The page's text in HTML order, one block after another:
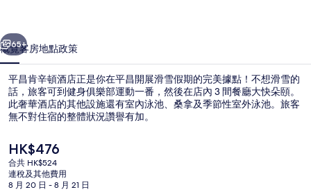
相
片
集
個 下一個
65+
概覽客房地點政策
平昌肯辛頓酒店正是你在平昌開展滑雪假期的完美據點！不想滑雪的
話，旅客可到健身俱樂部運動一番，然後在店內 3 間餐廳大快朵頤。
此奢華酒店的其他設施還有室內泳池、桑拿及季節性室外泳池。旅客
無不對住宿的整體狀況讚譽有加。
現
價
HK$476
HK$476
合共 HK$524
連稅及其他費用
8 月 20 日 - 8 月 21 日